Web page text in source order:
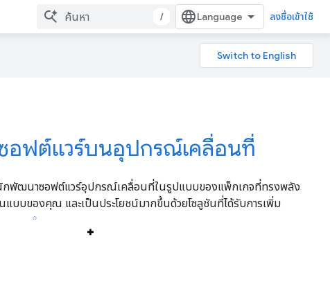
/ ลงชื่อเข้าใช้
อฟต์แวร์บนอุปกรณ์เคลื่อนที่
กพัฒนาซอฟต์แวร์อุปกรณ์เคลื่อนที่ในรูปแบบของแพ็กเกจที่ทรงพลัง
แบบของคุณ และเป็นประโยชน์มากขึ้นด้วยโซลูชันที่ได้รับการเพิ่ม